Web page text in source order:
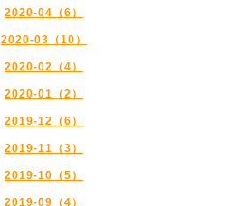
2020-04（6）
2020-03（10）
2020-02（4）
2020-01（2）
2019-12（6）
2019-11（3）
2019-10（5）
2019-09（4）